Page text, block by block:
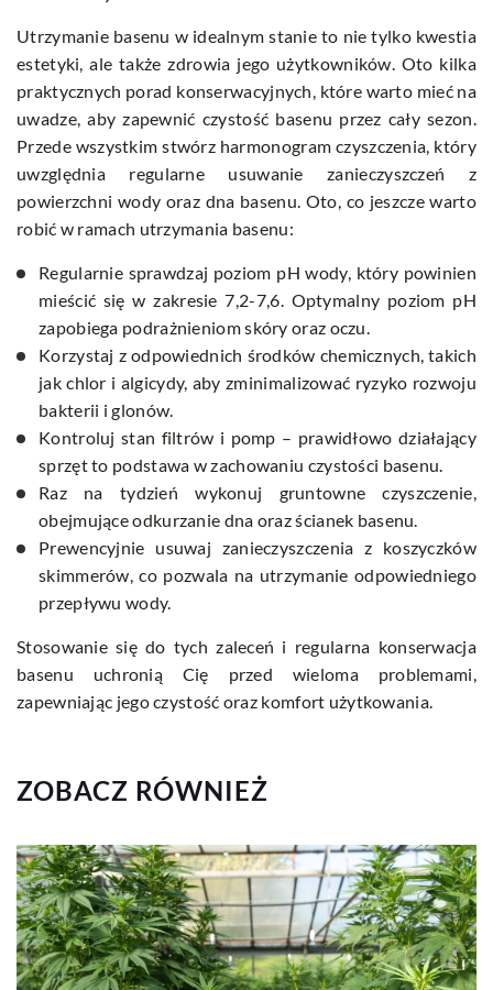
Utrzymanie basenu w idealnym stanie to nie tylko kwestia
estetyki, ale także zdrowia jego użytkowników. Oto kilka
praktycznych porad konserwacyjnych, które warto mieć na
uwadze, aby zapewnić czystość basenu przez cały sezon.
Przede wszystkim stwórz harmonogram czyszczenia, który
uwzględnia regularne usuwanie zanieczyszczeń z
powierzchni wody oraz dna basenu. Oto, co jeszcze warto
robić w ramach utrzymania basenu:
Regularnie sprawdzaj poziom pH wody, który powinien
mieścić się w zakresie 7,2-7,6. Optymalny poziom pH
zapobiega podrażnieniom skóry oraz oczu.
Korzystaj z odpowiednich środków chemicznych, takich
jak chlor i algicydy, aby zminimalizować ryzyko rozwoju
bakterii i glonów.
Kontroluj stan filtrów i pomp – prawidłowo działający
sprzęt to podstawa w zachowaniu czystości basenu.
Raz na tydzień wykonuj gruntowne czyszczenie,
obejmujące odkurzanie dna oraz ścianek basenu.
Prewencyjnie usuwaj zanieczyszczenia z koszyczków
skimmerów, co pozwala na utrzymanie odpowiedniego
przepływu wody.
Stosowanie się do tych zaleceń i regularna konserwacja
basenu uchronią Cię przed wieloma problemami,
zapewniając jego czystość oraz komfort użytkowania.
ZOBACZ RÓWNIEŻ